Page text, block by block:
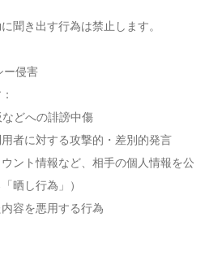
聞き出す行為は禁止します。
ー侵害
などへの誹謗中傷
者に対する攻撃的・差別的発言
ント情報など、相手の個人情報を公
晒し行為」）
容を悪用する行為